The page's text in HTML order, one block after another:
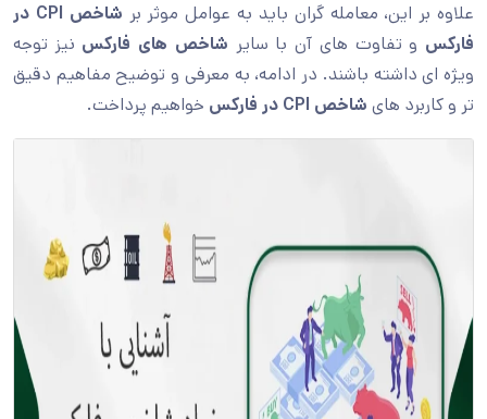
علاوه بر این، معامله گران باید به عوامل موثر بر
شاخص CPI در
فارکس و تفاوت های آن با سایر شاخص های فارکس نیز توجه
ویژه ای داشته باشند. در ادامه، به معرفی و توضیح مفاهیم دقیق
تر و کاربرد های شاخص CPI در فارکس خواهیم پرداخت.